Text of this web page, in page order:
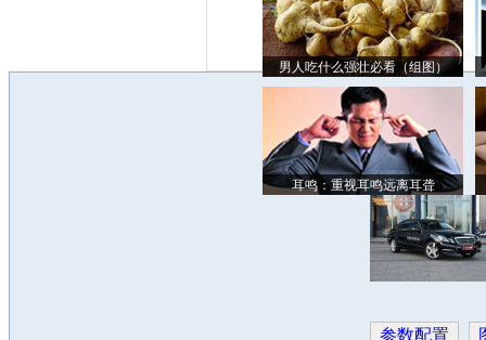
男人吃什么强壮必看（组图）
耳鸣：重视耳鸣远离耳聋
参数配置